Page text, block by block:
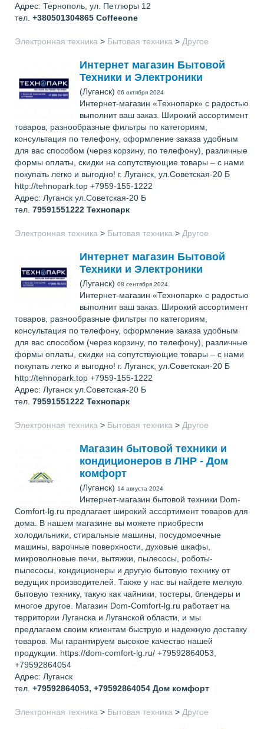
Адрес: Тернополь, ул. Петлюры 12
тел. +380501304865 Coffeeone
Электронная техника > Бытовая техника > Другое
Интернет магазин Бытовой
Техники и Электроники
(Луганск) 06 октября 2024
Интернет-магазин «Технопарк» с радостью
выполнит ваш заказ. Широкий ассортимент
товаров, разнообразные фильтры по категориям,
консультация по телефону, оформление заказа удобным
для вас способом (через корзину, по телефону), различные
формы оплаты, скидки на сопутствующие товары – с нами
покупать легко и выгодно! г. Луганск, ул.Советская-20 Б
http://tehnopark.top +7959-155-1222
Адрес: Луганск ул.Советская-20 Б
тел. 79591551222 Технопарк
Электронная техника > Бытовая техника > Другое
Интернет магазин Бытовой
Техники и Электроники
(Луганск) 08 сентября 2024
Интернет-магазин «Технопарк» с радостью
выполнит ваш заказ. Широкий ассортимент
товаров, разнообразные фильтры по категориям,
консультация по телефону, оформление заказа удобным
для вас способом (через корзину, по телефону), различные
формы оплаты, скидки на сопутствующие товары – с нами
покупать легко и выгодно! г. Луганск, ул.Советская-20 Б
http://tehnopark.top +7959-155-1222
Адрес: Луганск ул.Советская-20 Б
тел. 79591551222 Технопарк
Электронная техника > Бытовая техника > Другое
Магазин бытовой техники и
кондиционеров в ЛНР - Дом
комфорт
(Луганск) 14 августа 2024
Интернет-магазин бытовой техники Dom-
Comfort-lg.ru предлагает широкий ассортимент товаров для
дома. В нашем магазине вы можете приобрести
холодильники, стиральные машины, посудомоечные
машины, варочные поверхности, духовые шкафы,
микроволновые печи, вытяжки, пылесосы, роботы-
пылесосы, кондиционеры и другую бытовую технику от
ведущих производителей. Также у нас вы найдете мелкую
бытовую технику, такую как чайники, тостеры, блендеры и
многое другое. Магазин Dom-Comfort-lg.ru работает на
территории Луганска и Луганской области, и мы
предлагаем своим клиентам быструю и надежную доставку
товаров. Мы гарантируем высокое качество нашей
продукции. https://dom-comfort-lg.ru/ +79592864053,
+79592864054
Адрес: Луганск
тел. +79592864053, +79592864054 Дом комфорт
Электронная техника > Бытовая техника > Другое